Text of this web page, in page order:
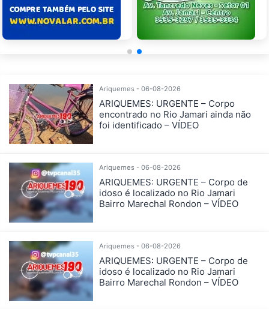
Ariquemes - 06-08-2026
ARIQUEMES: URGENTE – Corpo
encontrado no Rio Jamari ainda não
foi identificado – VÍDEO
Ariquemes - 06-08-2026
ARIQUEMES: URGENTE – Corpo de
idoso é localizado no Rio Jamari
Bairro Marechal Rondon – VÍDEO
Ariquemes - 06-08-2026
ARIQUEMES: URGENTE – Corpo de
idoso é localizado no Rio Jamari
Bairro Marechal Rondon – VÍDEO